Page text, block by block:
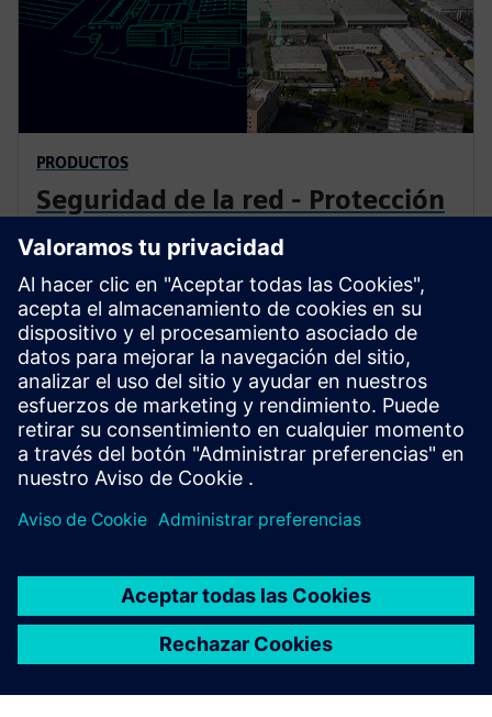
PRODUCTOS
Seguridad de la red - Protección
cibernética para subestaciones
Cybersecurity es un área altamente sensible que exige
un socio confiable. Siemens, con su cartera de
automatización y protección de subestaciones, es la
primera compañía del mundo en recibir una
certificación con el máximo nivel de ML 4 posible